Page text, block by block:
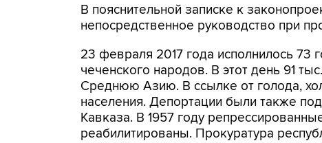
В пояснительной записке к
непосредственное руководство при
23 февраля 2017 года исполнилось 73
чеченского народов. В этот день 91
Среднюю Азию. В ссылке от голода,
населения. Депортации были также
Кавказа. В 1957 году
реабилитированы. Прокуратура